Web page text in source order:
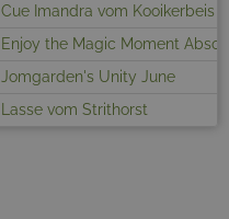
Cue Imandra vom Kooikerbeis
Enjoy the Magic Moment
Jomgarden's Unity June
Lasse vom Strithorst